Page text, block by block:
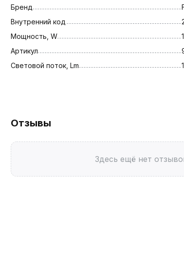
Бренд
Внутренний код
Мощность, W
Артикул
Световой поток, Lm
Отзывы
Здесь ещё нет